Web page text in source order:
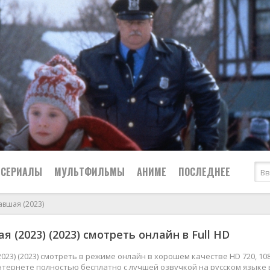
Боевики
Военные
Мелодрамы
Приключения
СЕРИАЛЫ МУЛЬТФИЛЬМЫ АНИМЕ ПОСЛЕДНЕЕ
2024
(2023)
(2023) (2023) смотреть онлайн в Full HD
(2023) смотреть в режиме онлайн в хорошем качестве HD 720,
полностью бесплатно с лучшей озвучкой на русском языке